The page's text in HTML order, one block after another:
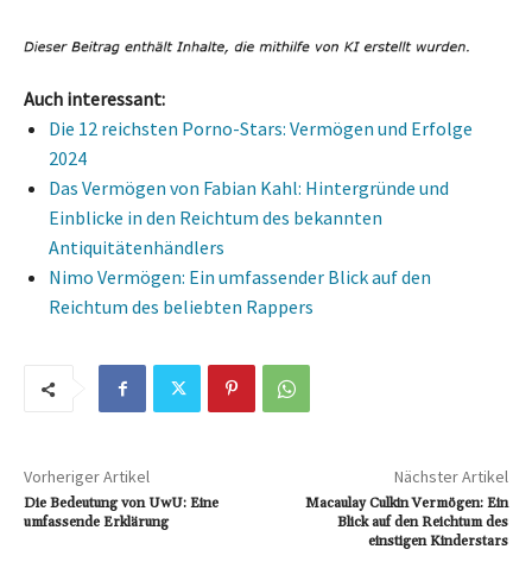
Auch interessant:
Die 12 reichsten Porno-Stars: Vermögen und Erfolge
2024
Das Vermögen von Fabian Kahl: Hintergründe und
Einblicke in den Reichtum des bekannten
Antiquitätenhändlers
Nimo Vermögen: Ein umfassender Blick auf den
Reichtum des beliebten Rappers
Vorheriger Artikel
Die Bedeutung von UwU: Eine
umfassende Erklärung
Nächster Artikel
Macaulay Culkin Vermögen: Ein
Blick auf den Reichtum des
einstigen Kinderstars